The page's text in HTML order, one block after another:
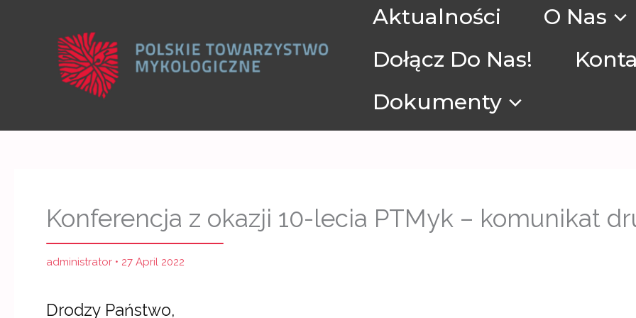
Aktualności O Nas
Dołącz Do Nas!
Dokumenty
Konferencja z okazji 10-lecia PTMyk – komunikat
administrator • 27 April 2022
Drodzy Państwo,